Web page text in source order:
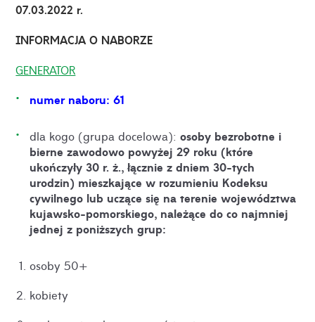
07.03.2022 r.
INFORMACJA O NABORZE
GENERATOR
numer naboru: 61
dla kogo (grupa docelowa):osoby bezrobotne i
bierne zawodowo powyżej 29 roku (które
ukończyły 30 r. ż., łącznie z dniem 30-tych
urodzin) mieszkające w rozumieniu Kodeksu
cywilnego lub uczące się na terenie województwa
kujawsko-pomorskiego, należące do co najmniej
jednej z poniższych grup:
osoby 50+
kobiety